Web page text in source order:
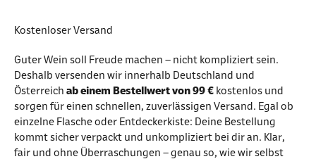
Kostenloser Versand
Guter Wein soll Freude machen – nicht kompliziert sein.
Deshalb versenden wir innerhalb Deutschland und
Österreich ab einem Bestellwert von 99 € kostenlos und
sorgen für einen schnellen, zuverlässigen Versand. Egal ob
einzelne Flasche oder Entdeckerkiste: Deine Bestellung
kommt sicher verpackt und unkompliziert bei dir an. Klar,
fair und ohne Überraschungen – genau so, wie wir selbst